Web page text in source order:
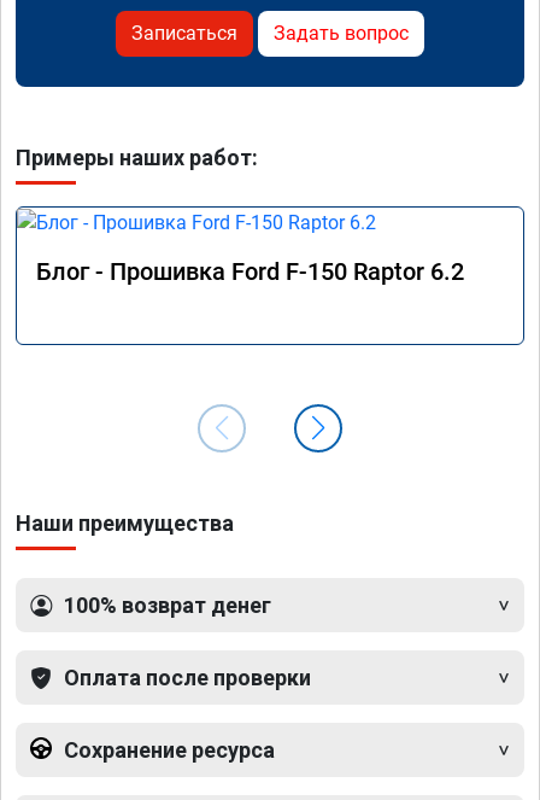
Записаться Задать вопрос
Примеры наших работ:
Блог - Прошивка Ford F-150 Raptor 6.2
Наши преимущества
100% возврат денег
Оплата после проверки
Сохранение ресурса